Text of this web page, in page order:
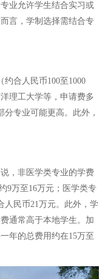
业允许学生结合实习或
言，学制选择需结合专
约合人民币100至1000
理工大学等，申请费多
分专业可能更高。此外，
，非医学类专业的学费
9万至16万元；医学类专
人民币21万元。此外，学
通常高于本地学生。加
年的总费用约在15万至